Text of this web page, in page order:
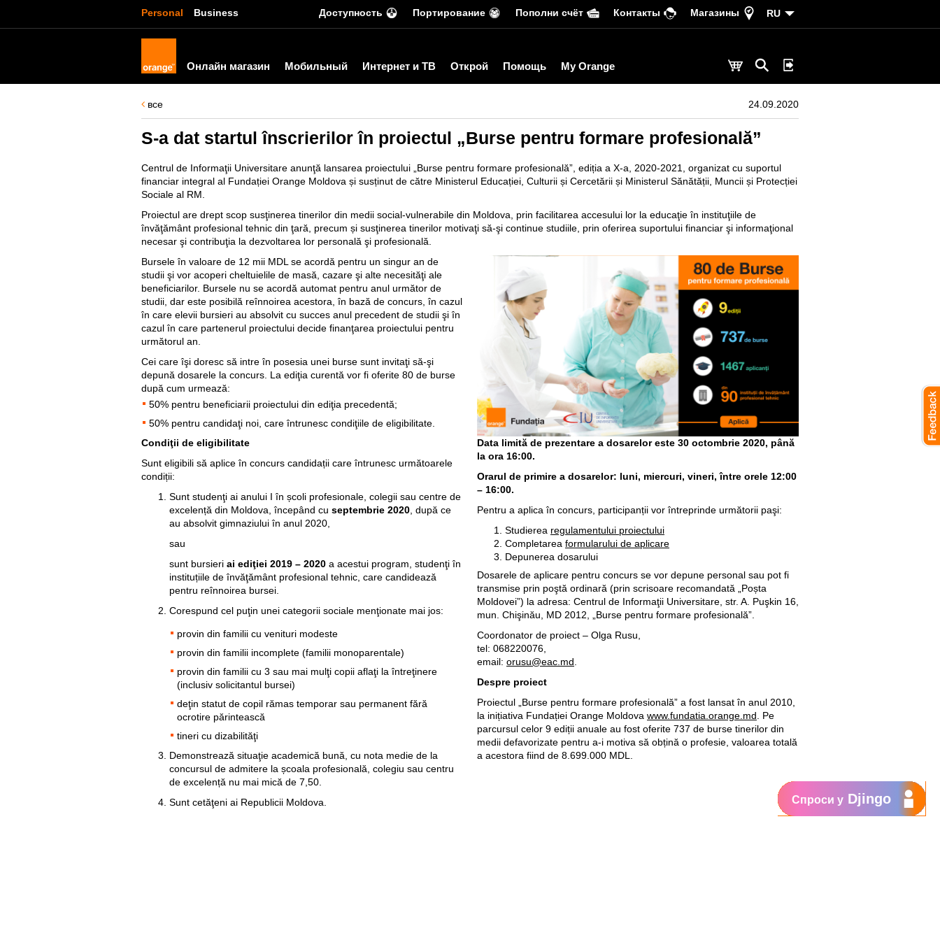
Personal Business Доступность Портирование Пополни счёт Контакты Магазины RU
Онлайн магазин Мобильный Интернет и ТВ Открой Помощь My Orange
все 24.09.2020
S-a dat startul înscrierilor în proiectul „Burse pentru formare profesională”
Centrul de Informaţii Universitare anunţă lansarea proiectului „Burse pentru formare profesională”, ediția a X-a, 2020-2021, organizat cu suportul
financiar integral al Fundației Orange Moldova și susținut de către Ministerul Educației, Culturii și Cercetării și Ministerul Sănătății, Muncii și Protecției
Sociale al RM.
Proiectul are drept scop susţinerea tinerilor din medii social-vulnerabile din Moldova, prin facilitarea accesului lor la educaţie în instituţiile de
învăţământ profesional tehnic din ţară, precum și susţinerea tinerilor motivaţi să-şi continue studiile, prin oferirea suportului financiar şi informaţional
necesar şi contribuţia la dezvoltarea lor personală şi profesională.
Bursele în valoare de 12 mii MDL se acordă pentru un singur an de
studii şi vor acoperi cheltuielile de masă, cazare şi alte necesităţi ale
beneficiarilor. Bursele nu se acordă automat pentru anul următor de
studii, dar este posibilă reînnoirea acestora, în bază de concurs, în cazul
în care elevii bursieri au absolvit cu succes anul precedent de studii şi în
cazul în care partenerul proiectului decide finanţarea proiectului pentru
următorul an.
Cei care îşi doresc să intre în posesia unei burse sunt invitaţi să-şi
depună dosarele la concurs. La ediţia curentă vor fi oferite 80 de burse
după cum urmează:
50% pentru beneficiarii proiectului din ediţia precedentă;
50% pentru candidaţi noi, care întrunesc condiţiile de eligibilitate.
Condiţii de eligibilitate
Sunt eligibili să aplice în concurs candidații care întrunesc următoarele
condiții:
Sunt studenţi ai anului I în școli profesionale, colegii sau centre de
excelență din Moldova, începând cu septembrie 2020 , după ce
au absolvit gimnaziului în anul 2020,
sau
sunt bursieri ai ediţiei 2019 – 2020 a acestui program, studenţi în
instituțiile de învăţământ profesional tehnic, care candidează
pentru reînnoirea bursei.
Corespund cel puţin unei categorii sociale menţionate mai jos:
provin din familii cu venituri modeste
provin din familii incomplete (familii monoparentale)
provin din familii cu 3 sau mai mulţi copii aflaţi la întreţinere
(inclusiv solicitantul bursei)
deţin statut de copil rămas temporar sau permanent fără
ocrotire părintească
tineri cu dizabilităţi
Demonstrează situaţie academică bună, cu nota medie de la
concursul de admitere la școala profesională, colegiu sau centru
de excelență nu mai mică de 7,50.
Sunt cetăţeni ai Republicii Moldova.
Data limită de prezentare a dosarelor este 30 octombrie 2020, până
la ora 16:00.
Orarul de primire a dosarelor: luni, miercuri, vineri, între orele 12:00
– 16:00.
Pentru a aplica în concurs, participanții vor întreprinde următorii paşi:
Studierea regulamentului proiectului
Completarea formularului de aplicare
Depunerea dosarului
Dosarele de aplicare pentru concurs se vor depune personal sau pot fi
transmise prin poştă ordinară (prin scrisoare recomandată „Poșta
Moldovei”) la adresa: Centrul de Informaţii Universitare, str. A. Puşkin 16,
mun. Chişinău, MD 2012, „Burse pentru formare profesională”.
Coordonator de proiect – Olga Rusu,
tel: 068220076,
email: orusu@eac.md.
Despre proiect
Proiectul „Burse pentru formare profesională” a fost lansat în anul 2010,
la inițiativa Fundației Orange Moldova www.fundatia.orange.md. Pe
parcursul celor 9 ediții anuale au fost oferite 737 de burse tinerilor din
medii defavorizate pentru a-i motiva să obțină o profesie, valoarea totală
a acestora fiind de 8.699.000 MDL.
Спроси у Djingo